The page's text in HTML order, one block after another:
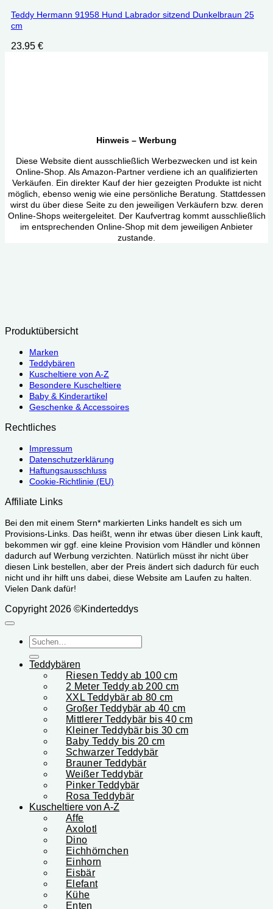
Teddy Hermann 91958 Hund Labrador sitzend Dunkelbraun 25
cm
23.95 €
Hinweis – Werbung
Diese Website dient ausschließlich Werbezwecken und ist kein
Online-Shop. Als Amazon-Partner verdiene ich an qualifizierten
Verkäufen. Ein direkter Kauf der hier gezeigten Produkte ist nicht
möglich, ebenso wenig wie eine persönliche Beratung. Stattdessen
wirst du über diese Seite zu den jeweiligen Verkäufern bzw. deren
Online-Shops weitergeleitet. Der Kaufvertrag kommt ausschließlich
im entsprechenden Online-Shop mit dem jeweiligen Anbieter
zustande.
Produktübersicht
Marken
Teddybären
Kuscheltiere von A-Z
Besondere Kuscheltiere
Baby & Kinderartikel
Geschenke & Accessoires
Rechtliches
Impressum
Datenschutzerklärung
Haftungsausschluss
Cookie-Richtlinie (EU)
Affiliate Links
Bei den mit einem Stern* markierten Links handelt es sich um
Provisions-Links. Das heißt, wenn ihr etwas über diesen Link kauft,
bekommen wir ggf. eine kleine Provision vom Händler und können
dadurch auf Werbung verzichten. Natürlich müsst ihr nicht über
diesen Link bestellen, aber der Preis ändert sich dadurch für euch
nicht und ihr hilft uns dabei, diese Website am Laufen zu halten.
Vielen Dank dafür!
Copyright 2026 ©Kinderteddys
Suchen
nach:
Teddybären
Riesen Teddy ab 100 cm
2 Meter Teddy ab 200 cm
XXL Teddybär ab 80 cm
Großer Teddybär ab 40 cm
Mittlerer Teddybär bis 40 cm
Kleiner Teddybär bis 30 cm
Baby Teddy bis 20 cm
Schwarzer Teddybär
Brauner Teddybär
Weißer Teddybär
Pinker Teddybär
Rosa Teddybär
Kuscheltiere von A-Z
Affe
Axolotl
Dino
Eichhörnchen
Einhorn
Eisbär
Elefant
Kühe
Enten